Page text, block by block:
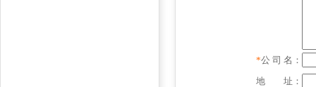
*公 司 名：
地 址：